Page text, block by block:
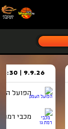
9.9.26 | 18:30
הפועל
מכבי רמת